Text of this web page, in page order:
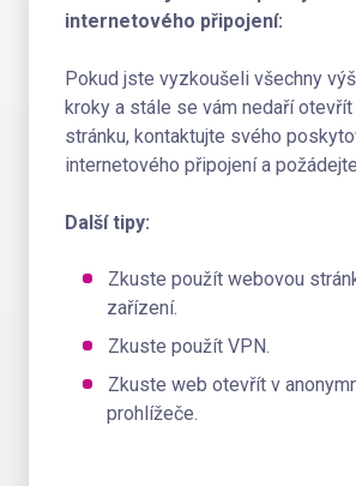
internetového připojení:
Pokud jste vyzkoušeli všechny
kroky a stále se vám nedaří
stránku, kontaktujte svého
internetového připojení a
Další tipy:
Zkuste použít webovou
zařízení.
Zkuste použít VPN.
Zkuste web otevřít v
prohlížeče.